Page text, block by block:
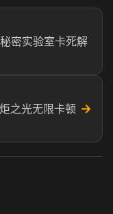
密实验室卡死解
之光无限卡顿 →